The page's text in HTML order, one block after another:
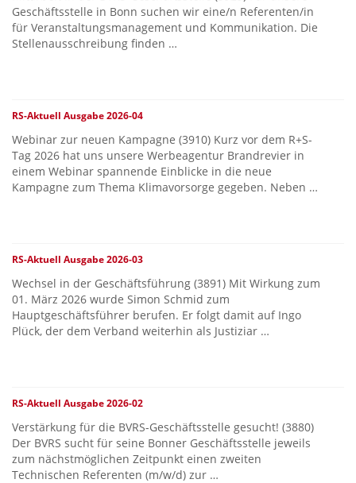
Geschäftsstelle in Bonn suchen wir eine/n Referenten/in
für Veranstaltungsmanagement und Kommunikation. Die
Stellenausschreibung finden …
RS-Aktuell Ausgabe 2026-04
Webinar zur neuen Kampagne (3910) Kurz vor dem R+S-
Tag 2026 hat uns unsere Werbeagentur Brandrevier in
einem Webinar spannende Einblicke in die neue
Kampagne zum Thema Klimavorsorge gegeben. Neben …
RS-Aktuell Ausgabe 2026-03
Wechsel in der Geschäftsführung (3891) Mit Wirkung zum
01. März 2026 wurde Simon Schmid zum
Hauptgeschäftsführer berufen. Er folgt damit auf Ingo
Plück, der dem Verband weiterhin als Justiziar …
RS-Aktuell Ausgabe 2026-02
Verstärkung für die BVRS-Geschäftsstelle gesucht! (3880)
Der BVRS sucht für seine Bonner Geschäftsstelle jeweils
zum nächstmöglichen Zeitpunkt einen zweiten
Technischen Referenten (m/w/d) zur …